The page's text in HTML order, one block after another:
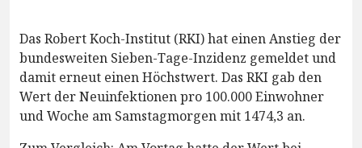
Das Robert Koch-Institut (RKI) hat einen Anstieg der
bundesweiten Sieben-Tage-Inzidenz gemeldet und
damit erneut einen Höchstwert. Das RKI gab den
Wert der Neuinfektionen pro 100.000 Einwohner
und Woche am Samstagmorgen mit 1474,3 an.